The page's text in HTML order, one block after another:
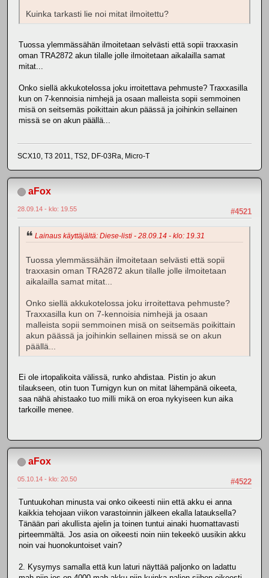
Kuinka tarkasti lie noi mitat ilmoitettu?
Tuossa ylemmässähän ilmoitetaan selvästi että sopii traxxasin
oman TRA2872 akun tilalle jolle ilmoitetaan aikalailla samat
mitat...
Onko siellä akkukotelossa joku irroitettava pehmuste? Traxxasilla
kun on 7-kennoisia nimhejä ja osaan malleista sopii semmoinen
misä on seitsemäs poikittain akun päässä ja joihinkin sellainen
missä se on akun päällä...
SCX10, T3 2011, TS2, DF-03Ra, Micro-T
aFox
#4521
28.09.14 - klo: 19.55
Lainaus käyttäjältä: Diese-listi - 28.09.14 - klo: 19.31
Tuossa ylemmässähän ilmoitetaan selvästi että sopii
traxxasin oman TRA2872 akun tilalle jolle ilmoitetaan
aikalailla samat mitat...
Onko siellä akkukotelossa joku irroitettava pehmuste?
Traxxasilla kun on 7-kennoisia nimhejä ja osaan
malleista sopii semmoinen misä on seitsemäs poikittain
akun päässä ja joihinkin sellainen missä se on akun
päällä...
Ei ole irtopalikoita välissä, runko ahdistaa. Pistin jo akun
tilaukseen, otin tuon Turnigyn kun on mitat lähempänä oikeeta,
saa nähä ahistaako tuo milli mikä on eroa nykyiseen kun aika
tarkoille menee.
aFox
#4522
05.10.14 - klo: 20.50
Tuntuukohan minusta vai onko oikeesti niin että akku ei anna
kaikkia tehojaan viikon varastoinnin jälkeen ekalla latauksella?
Tänään pari akullista ajelin ja toinen tuntui ainaki huomattavasti
pirteemmältä. Jos asia on oikeesti noin niin tekeekö uusikin akku
noin vai huonokuntoiset vain?
2. Kysymys samalla että kun laturi näyttää paljonko on ladattu